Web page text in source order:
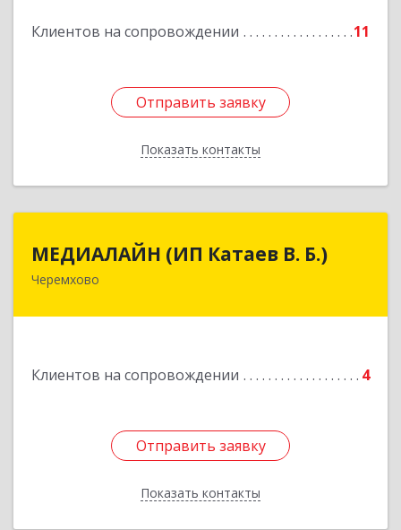
Клиентов на сопровождении 11
Отправить заявку
Показать контакты
Отправить заявку
Назад
МЕДИАЛАЙН (ИП Катаев В. Б.)
Черемхово
Клиентов на сопровождении 4
Отправить заявку
Показать контакты
МЕДИАЛАЙН (ИП Катаев В. Б.)
665413, Иркутская обл, Черемхово г, Ленина ул,
Отправить заявку
Назад